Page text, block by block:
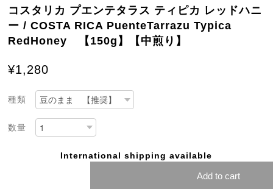
コスタリカ プエンテタラス ティピカ レッドハニ
ー / COSTA RICA PuenteTarrazu Typica
RedHoney 【150g】【中煎り】
¥1,280
種類
数量
International shipping available
Add to cart